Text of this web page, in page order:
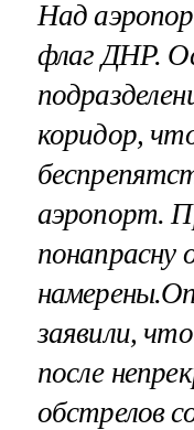
Над
флаг ДНР.
коридор,
аэропорт.
понапрасну
заявили,
после
обстрелов